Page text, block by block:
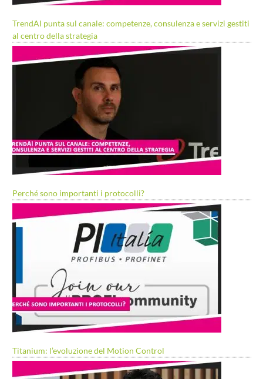
TrendAI punta sul canale: competenze, consulenza e servizi gestiti
al centro della strategia
Perché sono importanti i protocolli?
Titanium: l’evoluzione del Motion Control